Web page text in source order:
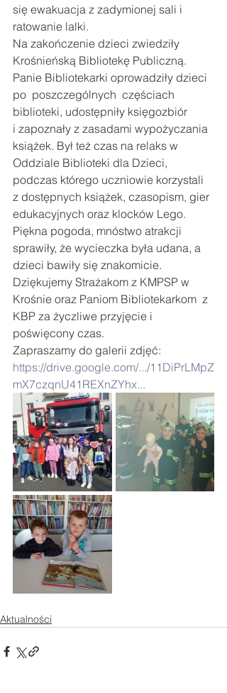
się ewakuacja z zadymionej sali i
ratowanie lalki.
Na zakończenie dzieci zwiedziły
Krośnieńską Bibliotekę Publiczną.
Panie Bibliotekarki oprowadziły dzieci
po  poszczególnych  częściach
biblioteki, udostępniły księgozbiór
i zapoznały z zasadami wypożyczania
książek. Był też czas na relaks w
Oddziale Biblioteki dla Dzieci,
podczas którego uczniowie korzystali
z dostępnych książek, czasopism, gier
edukacyjnych oraz klocków Lego.
Piękna pogoda, mnóstwo atrakcji
sprawiły, że wycieczka była udana, a
dzieci bawiły się znakomicie.
Dziękujemy Strażakom z KMPSP w
Krośnie oraz Paniom Bibliotekarkom  z
KBP za życzliwe przyjęcie i
poświęcony czas.
Zapraszamy do galerii zdjęć:
https://drive.google.com/.../11DiPrLMpZ
mX7czqnU41REXnZYhx...
Aktualności